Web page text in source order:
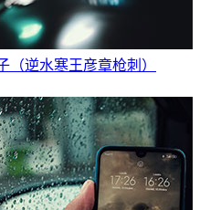
（逆水寒王彦章枪刺）